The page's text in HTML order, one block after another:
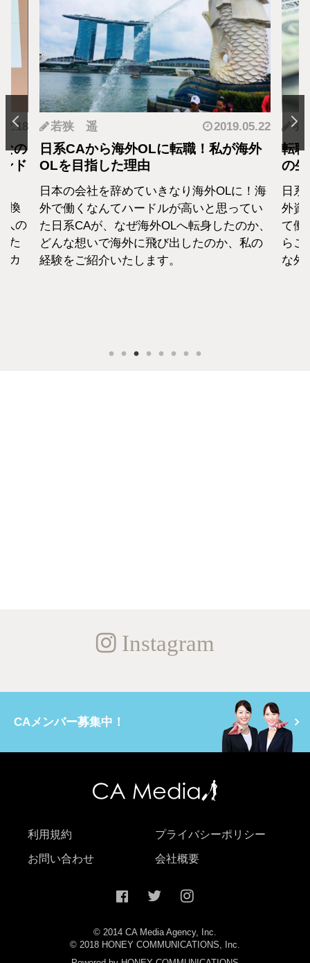
の
ド
換
人の
た
カ
若狭 遥 2019.05.22
日系CAから海外OLに転職！私が海外
OLを目指した理由
日本の会社を辞めていきなり海外OLに！海
外で働くなんてハードルが高いと思ってい
た日系CAが、なぜ海外OLへ転身したのか、
どんな想いで海外に飛び出したのか、私の
経験をご紹介いたします。
羽
転
の
日
外資
て働
らこ
な外
Instagram
CAメンバー募集中！
利用規約 プライバシーポリシー
お問い合わせ 会社概要
© 2014 CA Media Agency, Inc.
© 2018 HONEY COMMUNICATIONS, Inc.